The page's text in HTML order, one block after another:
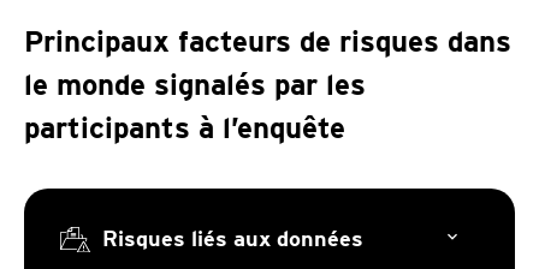
Principaux facteurs de risques dans
le monde signalés par les
participants à l’enquête
Risques liés aux données